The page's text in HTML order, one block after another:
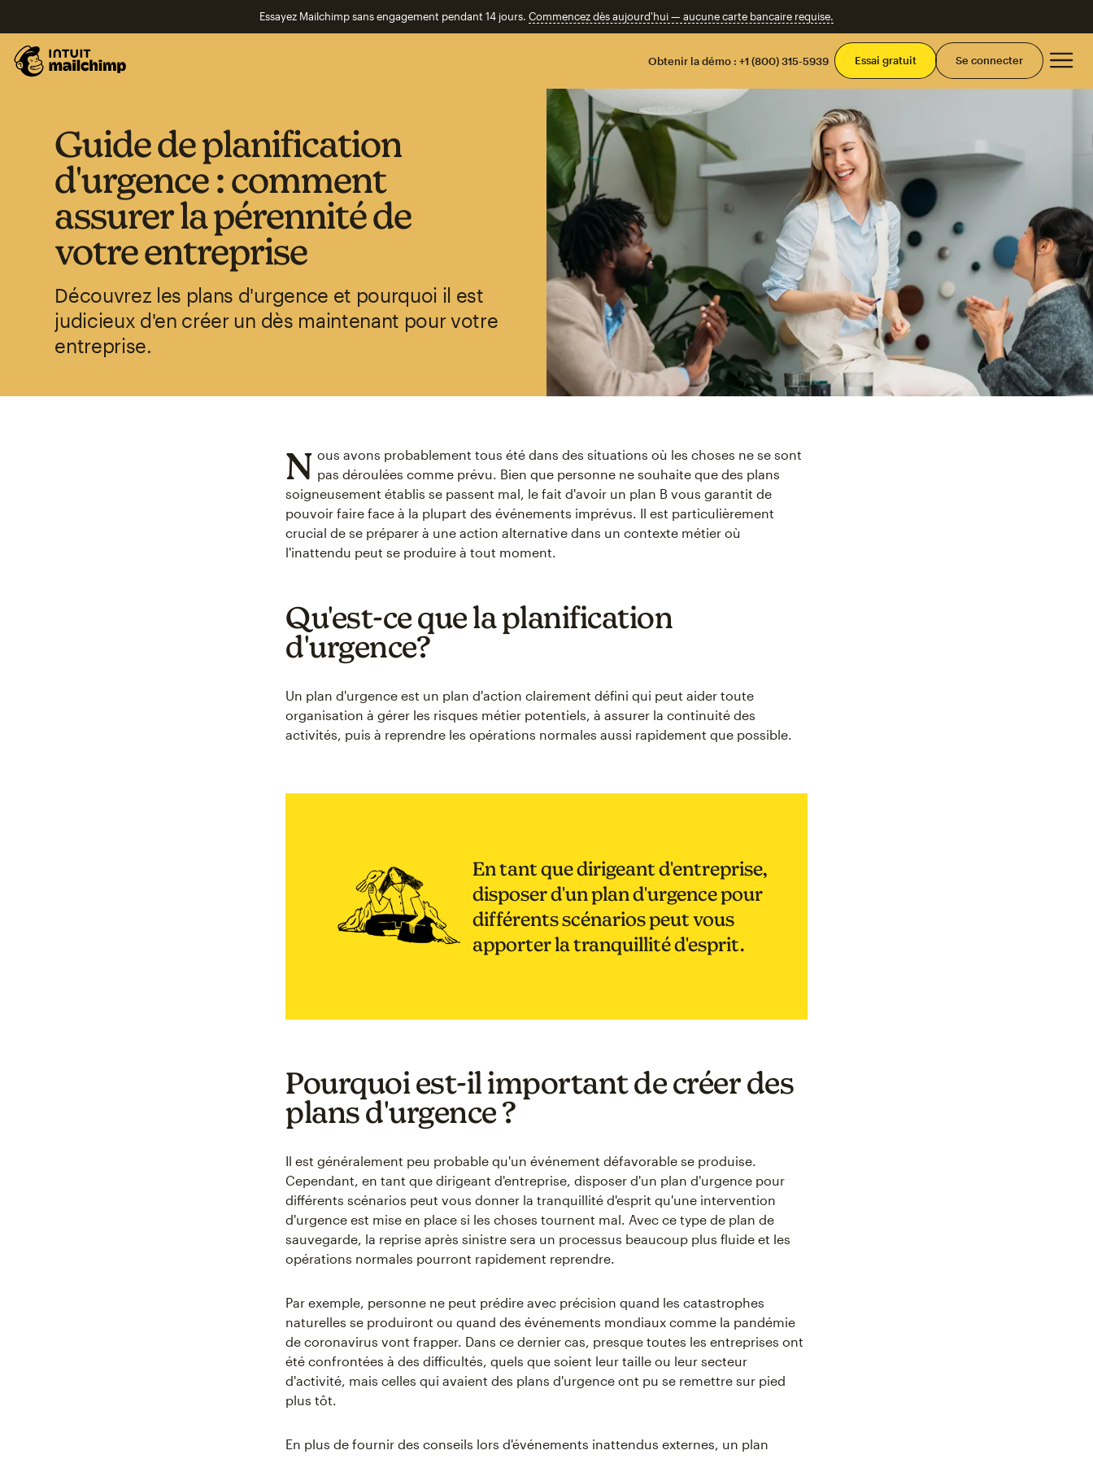
Essayez Mailchimp sans engagement pendant 14 jours. Commencez dès aujourd'hui — aucune carte bancaire requise.
Obtenir la démo : +1 (800) 315-5939 Essai gratuit Se connecter
Guide de planification
d'urgence : comment
assurer la pérennité de
votre entreprise
Découvrez les plans d'urgence et pourquoi il est
judicieux d'en créer un dès maintenant pour votre
entreprise.
N ous avons probablement tous été dans des situations où les choses ne se sont
pas déroulées comme prévu. Bien que personne ne souhaite que des plans
soigneusement établis se passent mal, le fait d'avoir un plan B vous garantit de
pouvoir faire face à la plupart des événements imprévus. Il est particulièrement
crucial de se préparer à une action alternative dans un contexte métier où
l'inattendu peut se produire à tout moment.
Qu'est-ce que la planification
d'urgence?
Un plan d'urgence est un plan d'action clairement défini qui peut aider toute
organisation à gérer les risques métier potentiels, à assurer la continuité des
activités, puis à reprendre les opérations normales aussi rapidement que possible.
En tant que dirigeant d'entreprise,
disposer d'un plan d'urgence pour
différents scénarios peut vous
apporter la tranquillité d'esprit.
Pourquoi est-il important de créer des
plans d'urgence ?
Il est généralement peu probable qu'un événement défavorable se produise.
Cependant, en tant que dirigeant d'entreprise, disposer d'un plan d'urgence pour
différents scénarios peut vous donner la tranquillité d'esprit qu'une intervention
d'urgence est mise en place si les choses tournent mal. Avec ce type de plan de
sauvegarde, la reprise après sinistre sera un processus beaucoup plus fluide et les
opérations normales pourront rapidement reprendre.
Par exemple, personne ne peut prédire avec précision quand les catastrophes
naturelles se produiront ou quand des événements mondiaux comme la pandémie
de coronavirus vont frapper. Dans ce dernier cas, presque toutes les entreprises ont
été confrontées à des difficultés, quels que soient leur taille ou leur secteur
d'activité, mais celles qui avaient des plans d'urgence ont pu se remettre sur pied
plus tôt.
En plus de fournir des conseils lors d'événements inattendus externes, un plan